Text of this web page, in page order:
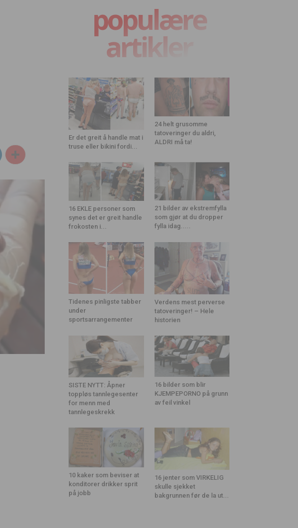
populære
artikler
Er det greit å handle mat i
truse eller bikini fordi...
24 helt grusomme
tatoveringer du aldri,
ALDRI må ta!
16 EKLE personer som
synes det er greit handle
frokosten i...
21 bilder av ekstremfylla
som gjør at du dropper
fylla idag.....
Tidenes pinligste tabber
under
sportsarrangementer
Verdens mest perverse
tatoveringer! – Hele
historien
SISTE NYTT: Åpner
toppløs tannlegesenter
for menn med
tannlegeskrekk
16 bilder som blir
KJEMPEPORNO på grunn
av feil vinkel
10 kaker som beviser at
konditorer drikker sprit
på jobb
16 jenter som VIRKELIG
skulle sjekket
bakgrunnen før de la ut...